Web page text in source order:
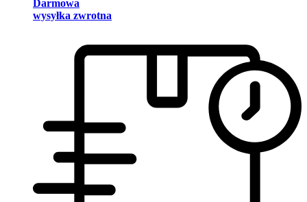
Darmowa
wysyłka zwrotna